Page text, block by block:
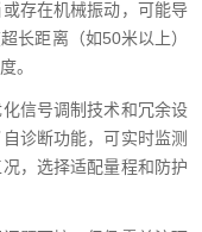
存在机械振动，可能导
长距离（如50米以上）
。
信号调制技术和冗余设
诊断功能，可实时监测
，选择适配量程和防护